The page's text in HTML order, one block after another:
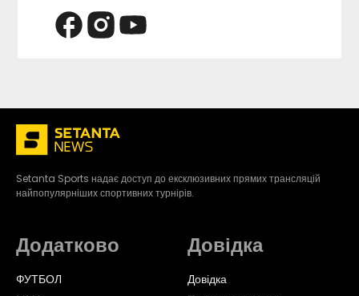
Setanta Sports надає доступ до ексклюзивних прямих трансляцій
найпопулярніших спортивних турнірів.
Додатково
ФУТБОЛ
Довідка
Довідка